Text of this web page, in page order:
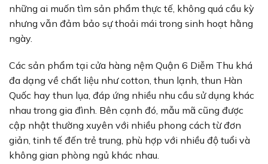
những ai muốn tìm sản phẩm thực tế, không quá cầu kỳ
nhưng vẫn đảm bảo sự thoải mái trong sinh hoạt hằng
ngày.
Các sản phẩm tại cửa hàng nệm Quận 6 Diễm Thu khá
đa dạng về chất liệu như cotton, thun lạnh, thun Hàn
Quốc hay thun lụa, đáp ứng nhiều nhu cầu sử dụng khác
nhau trong gia đình. Bên cạnh đó, mẫu mã cũng được
cập nhật thường xuyên với nhiều phong cách từ đơn
giản, tinh tế đến trẻ trung, phù hợp với nhiều độ tuổi và
không gian phòng ngủ khác nhau.